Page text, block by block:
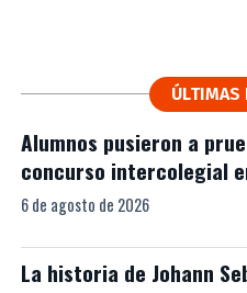
ÚLTIMAS
Alumnos pusieron a
concurso intercolegial
6 de agosto de 2026
La historia de Johann